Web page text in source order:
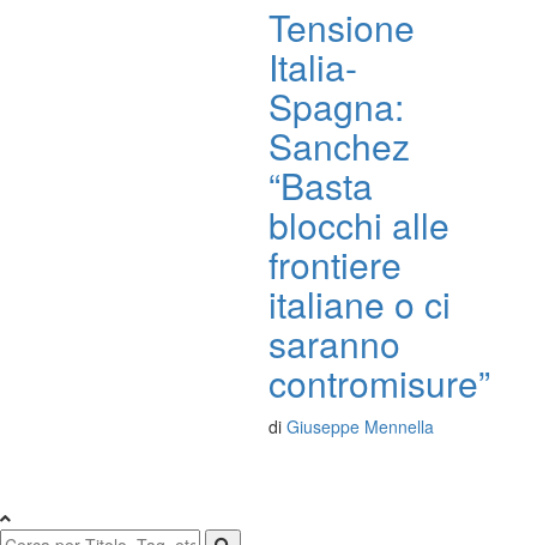
Tensione
Italia-
Spagna:
Sanchez
“Basta
blocchi alle
frontiere
italiane o ci
saranno
contromisure”
di Giuseppe Mennella